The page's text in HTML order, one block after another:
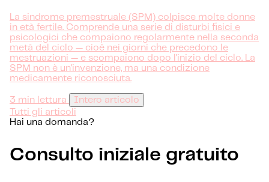
La sindrome premestruale (SPM) colpisce molte donne
in età fertile. Comprende una serie di disturbi fisici e
psicologici che compaiono regolarmente nella seconda
metà del ciclo — cioè nei giorni che precedono le
mestruazioni — e scompaiono dopo l'inizio del ciclo. La
SPM non è un'invenzione, ma una condizione
medicamente riconosciuta.
3 min lettura
Intero articolo
Tutti gli articoli
Hai una domanda?
Consulto iniziale gratuito